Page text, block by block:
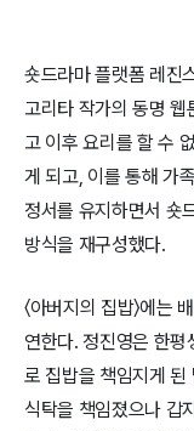
숏드라마 플랫폼 레진
고리타 작가의 동명
고 이후 요리를 할 수
게 되고, 이를 통해 가
정서를 유지하면서 숏
방식을 재구성했다.
〈아버지의 집밥〉에
연한다. 정진영은 한
로 집밥을 책임지게
식탁을 책임졌으나 갑